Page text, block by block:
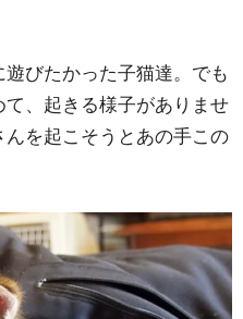
びたかった子猫達。でも
、起きる様子がありませ
を起こそうとあの手この